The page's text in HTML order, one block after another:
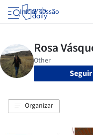
Iniciar sessão
Seguir
Organizar